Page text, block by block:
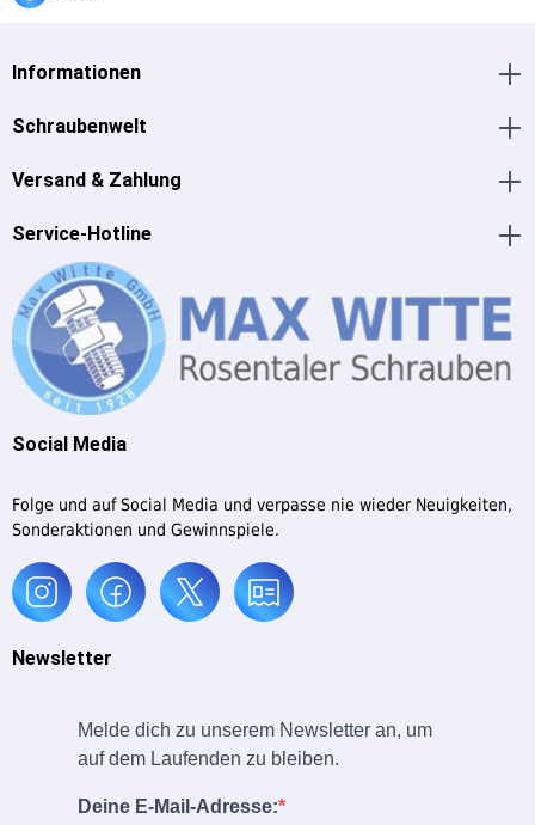
Informationen
Schraubenwelt
Versand & Zahlung
Service-Hotline
Social Media
Folge und auf Social Media und verpasse nie wieder Neuigkeiten,
Sonderaktionen und Gewinnspiele.
Newsletter
Melde dich zu unserem Newsletter an, um
auf dem Laufenden zu bleiben.
Deine E-Mail-Adresse: